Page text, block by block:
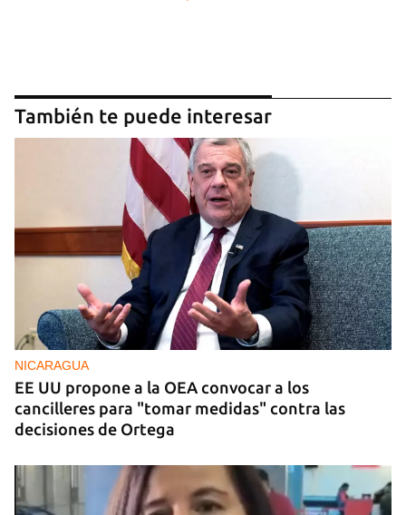
También te puede interesar
NICARAGUA
EE UU propone a la OEA convocar a los
cancilleres para "tomar medidas" contra las
decisiones de Ortega